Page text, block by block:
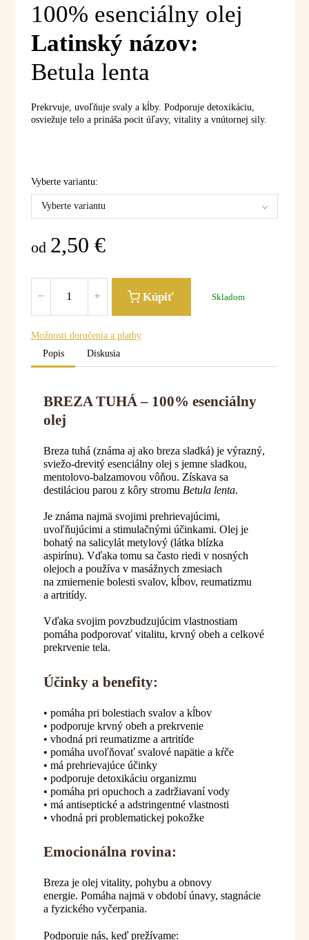
100% esenciálny olej
Latinský názov:
Betula lenta
Prekrvuje, uvoľňuje svaly a kĺby. Podporuje detoxikáciu,
osviežuje telo a prináša pocit úľavy, vitality a vnútornej sily.
Vyberte variantu:
Vyberte variantu
od 2,50 €
Kúpiť Skladom
Možnosti doručenia a platby
Popis
Diskusia
BREZA TUHÁ – 100% esenciálny
olej
Breza tuhá (známa aj ako breza sladká) je výrazný,
sviežo-drevitý esenciálny olej s jemne sladkou,
mentolovo-balzamovou vôňou. Získava sa
destiláciou parou z kôry stromu Betula lenta.
Je známa najmä svojimi prehrievajúcimi,
uvoľňujúcimi a stimulačnými účinkami. Olej je
bohatý na salicylát metylový (látka blízka
aspirínu). Vďaka tomu sa často riedi v nosných
olejoch a používa v masážnych zmesiach
na zmiernenie bolesti svalov, kĺbov, reumatizmu
a artritídy.
Vďaka svojim povzbudzujúcim vlastnostiam
pomáha podporovať vitalitu, krvný obeh a celkové
prekrvenie tela.
Účinky a benefity:
• pomáha pri bolestiach svalov a kĺbov
• podporuje krvný obeh a prekrvenie
• vhodná pri reumatizme a artritíde
• pomáha uvoľňovať svalové napätie a kŕče
• má prehrievajúce účinky
• podporuje detoxikáciu organizmu
• pomáha pri opuchoch a zadržiavaní vody
• má antiseptické a adstringentné vlastnosti
• vhodná pri problematickej pokožke
Emocionálna rovina:
Breza je olej vitality, pohybu a obnovy
energie. Pomáha najmä v období únavy, stagnácie
a fyzického vyčerpania.
Podporuje nás, keď prežívame: